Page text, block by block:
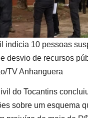
indicia 10 pessoas
desvio de recursos
TV Anhanguera
do Tocantins
sobre um esquema